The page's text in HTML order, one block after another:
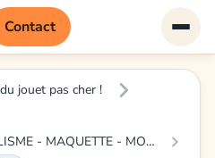
Contact
jouet pas cher !
CONSTRUCTION - MODELISME - MAQUETTE - MODELE REDUIT A CONSTRUIRE